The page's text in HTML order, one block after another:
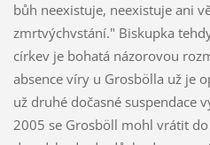
bůh neexistuje, neexistuje ani
zmrtvýchvstání." Biskupka
církev je bohatá názorovou
absence víry u Grosbölla už je
už druhé dočasné suspendace
2005 se Grosböll mohl vrátit do